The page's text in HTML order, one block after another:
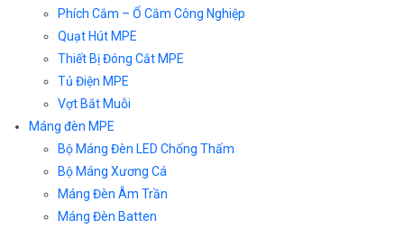
Phích Cắm – Ổ Cắm Công Nghiệp
Quạt Hút MPE
Thiết Bị Đóng Cắt MPE
Tủ Điện MPE
Vợt Bắt Muỗi
Máng đèn MPE
Bộ Máng Đèn LED Chống Thấm
Bộ Máng Xương Cá
Máng Đèn Âm Trần
Máng Đèn Batten